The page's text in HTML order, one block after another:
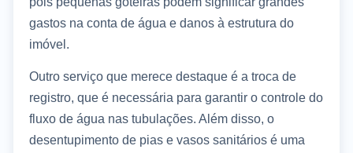
gastos na conta de água e danos à estrutura do
imóvel.
Outro serviço que merece destaque é a troca de
registro, que é necessária para garantir o controle do
fluxo de água nas tubulações. Além disso, o
desentupimento de pias e vasos sanitários é uma